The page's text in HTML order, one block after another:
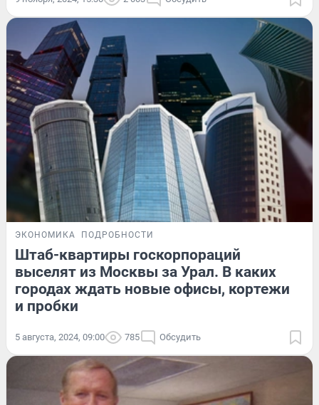
ЭКОНОМИКА ПОДРОБНОСТИ
Штаб-квартиры госкорпораций
выселят из Москвы за Урал. В каких
городах ждать новые офисы, кортежи
и пробки
5 августа, 2024, 09:00 785 Обсудить